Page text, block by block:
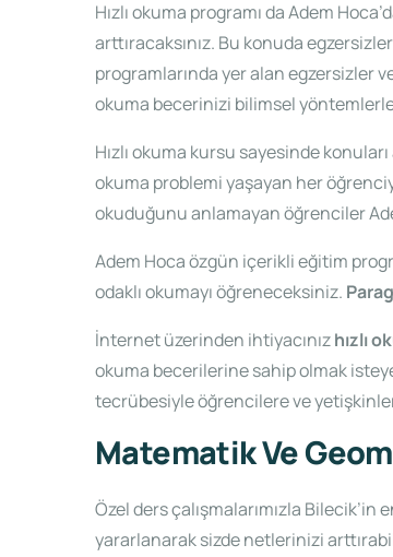
Hızlı okuma programı da Adem
arttıracaksınız. Bu konuda
programlarında yer alan egzersizler
okuma becerinizi bilimsel
Hızlı okuma kursu sayesinde
okuma problemi yaşayan her
okuduğunu anlamayan öğrenciler
Adem Hoca özgün içerikli eğitim
odaklı okumayı öğreneceksiniz.
İnternet üzerinden ihtiyacınızhızlı
okuma becerilerine sahip olmak
tecrübesiyle öğrencilere ve
Matematik Ve
Özel ders çalışmalarımızla
yararlanarak sizde netlerinizi